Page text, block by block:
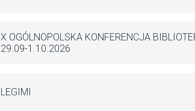
X OGÓLNOPOLSKA KONFERENCJA
29.09-1.10.2026
LEGIMI